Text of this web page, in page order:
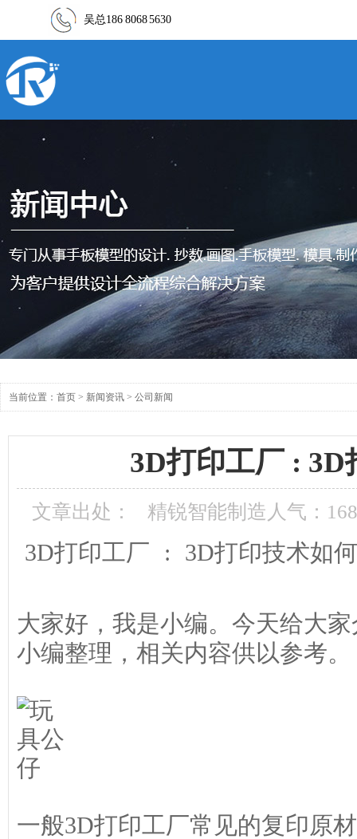
吴总186 8068 5630
当前位置： 首页 > 新闻资讯 > 公司新闻
3D打印工厂 :
文章出处： 精锐智能制造 人气： 168
3D打印工厂 : 3D打印技术如
大家好，我是小编。今天给大
小编整理，相关内容供以参考。
一般3D打印工厂常见的复印原